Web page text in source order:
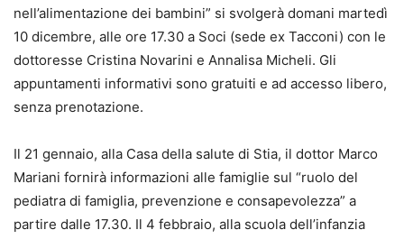
nell’alimentazione dei bambini” si svolgerà domani martedì
10 dicembre, alle ore 17.30 a Soci (sede ex Tacconi) con le
dottoresse Cristina Novarini e Annalisa Micheli. Gli
appuntamenti informativi sono gratuiti e ad accesso libero,
senza prenotazione.
Il 21 gennaio, alla Casa della salute di Stia, il dottor Marco
Mariani fornirà informazioni alle famiglie sul “ruolo del
pediatra di famiglia, prevenzione e consapevolezza” a
partire dalle 17.30. Il 4 febbraio, alla scuola dell’infanzia